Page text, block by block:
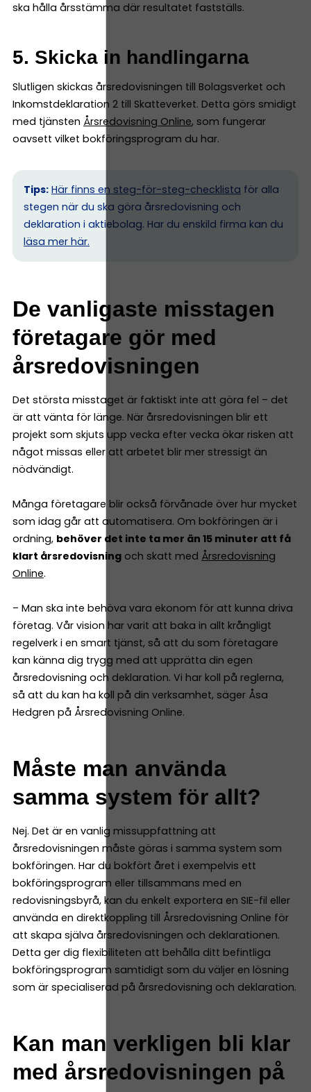
ska hålla årsstämma där resultatet fastställs.
5. Skicka in handlingarna
Slutligen skickas årsredovisningen till Bolagsverket och
Inkomstdeklaration 2 till Skatteverket. Detta görs smidigt
med tjänsten Årsredovisning Online, som fungerar
oavsett vilket bokföringsprogram du har.
Tips: Här finns en steg-för-steg-checklista för alla
stegen när du ska göra årsredovisning och
deklaration i aktiebolag. Har du enskild firma kan du
läsa mer här.
De vanligaste misstagen
företagare gör med
årsredovisningen
Det största misstaget är faktiskt inte att göra fel – det
är att vänta för länge. När årsredovisningen blir ett
projekt som skjuts upp vecka efter vecka ökar risken att
något missas eller att arbetet blir mer stressigt än
nödvändigt.
Många företagare blir också förvånade över hur mycket
som idag går att automatisera. Om bokföringen är i
ordning, behöver det inte ta mer än 15 minuter att få
klart årsredovisning och skatt med Årsredovisning
Online.
– Man ska inte behöva vara ekonom för att kunna driva
företag. Vår vision har varit att baka in allt krångligt
regelverk i en smart tjänst, så att du som företagare
kan känna dig trygg med att upprätta din egen
årsredovisning och deklaration. Vi har koll på reglerna,
så att du kan ha koll på din verksamhet, säger Åsa
Hedgren på Årsredovisning Online.
Måste man använda
samma system för allt?
Nej. Det är en vanlig missuppfattning att
årsredovisningen måste göras i samma system som
bokföringen. Har du bokfört året i exempelvis ett
bokföringsprogram eller tillsammans med en
redovisningsbyrå, kan du enkelt exportera en SIE-fil eller
använda en direktkoppling till Årsredovisning Online för
att skapa själva årsredovisningen och deklarationen.
Detta ger dig flexibiliteten att behålla ditt befintliga
bokföringsprogram samtidigt som du väljer en lösning
som är specialiserad på årsredovisning och deklaration.
Kan man verkligen bli klar
med årsredovisningen på